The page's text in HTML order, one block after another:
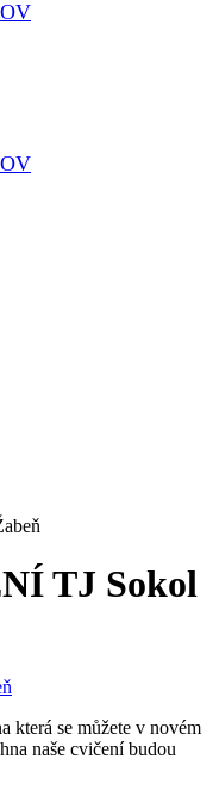
TJ Sokol
která se můžete v novém
naše cvičení budou